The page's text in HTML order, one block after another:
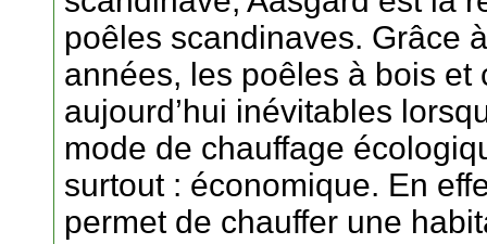
poêles scandinaves. Grâce
années, les poêles à bois
aujourd’hui inévitables
mode de chauffage
surtout : économique. En
permet de chauffer une